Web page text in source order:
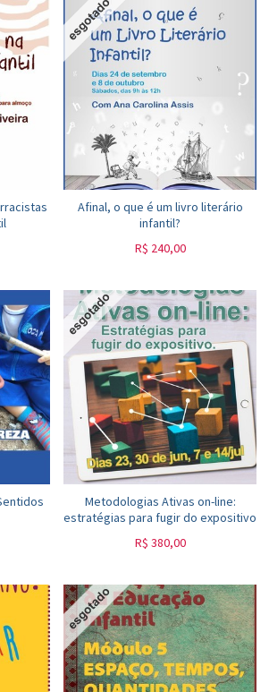
Afinal, o que é um livro literário
infantil?
R$ 240,00
Metodologias Ativas on-line:
estratégias para fugir do expositivo
R$ 380,00